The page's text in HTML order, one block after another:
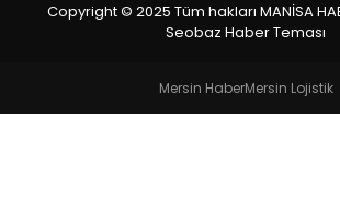
Copyright © 2025 Tüm hakları MANİSA
Seobaz Haber Teması
Mersin HaberMersin Lojistik